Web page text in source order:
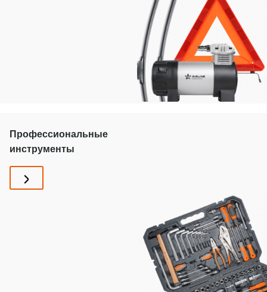
Профессиональные
инструменты